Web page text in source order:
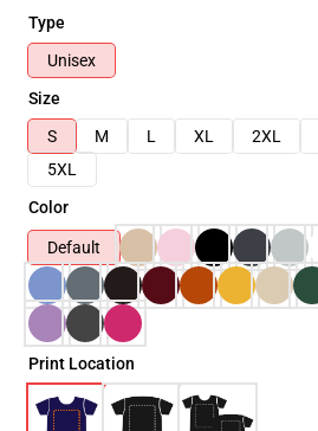
Type
Unisex
Size
S
M L XL 2XL
5XL
Color
Default
Print Location